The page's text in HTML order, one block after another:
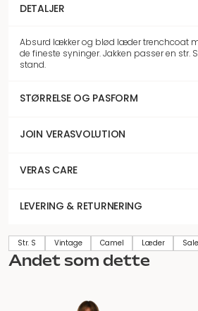
DETALJER
Absurd lækker og blød læder trenchcoat
de fineste syninger. Jakken passer en str.
stand.
STØRRELSE OG PASFORM
JOIN VERASVOLUTION
VERAS CARE
LEVERING & RETURNERING
Str. S Vintage Camel Læder Sale
Andet som dette